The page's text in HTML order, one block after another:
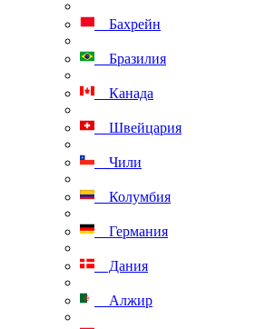
Бахрейн
Бразилия
Канада
Швейцария
Чили
Колумбия
Германия
Дания
Алжир